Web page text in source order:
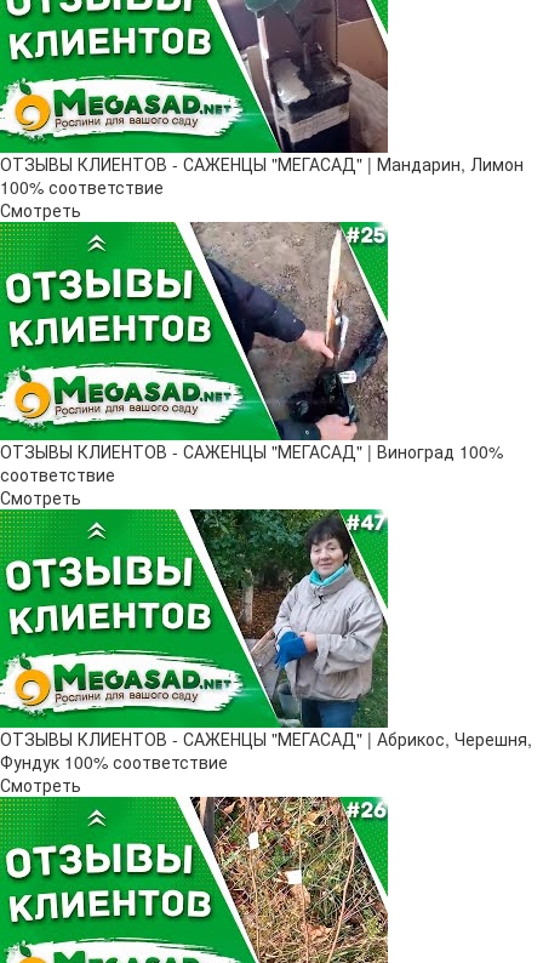
ОТЗЫВЫ КЛИЕНТОВ - САЖЕНЦЫ "МЕГАСАД" | Мандарин, Лимон
100% соответствие
Смотреть
ОТЗЫВЫ КЛИЕНТОВ - САЖЕНЦЫ "МЕГАСАД" | Виноград 100%
соответствие
Смотреть
ОТЗЫВЫ КЛИЕНТОВ - САЖЕНЦЫ "МЕГАСАД" | Абрикос, Черешня,
Фундук 100% соответствие
Смотреть